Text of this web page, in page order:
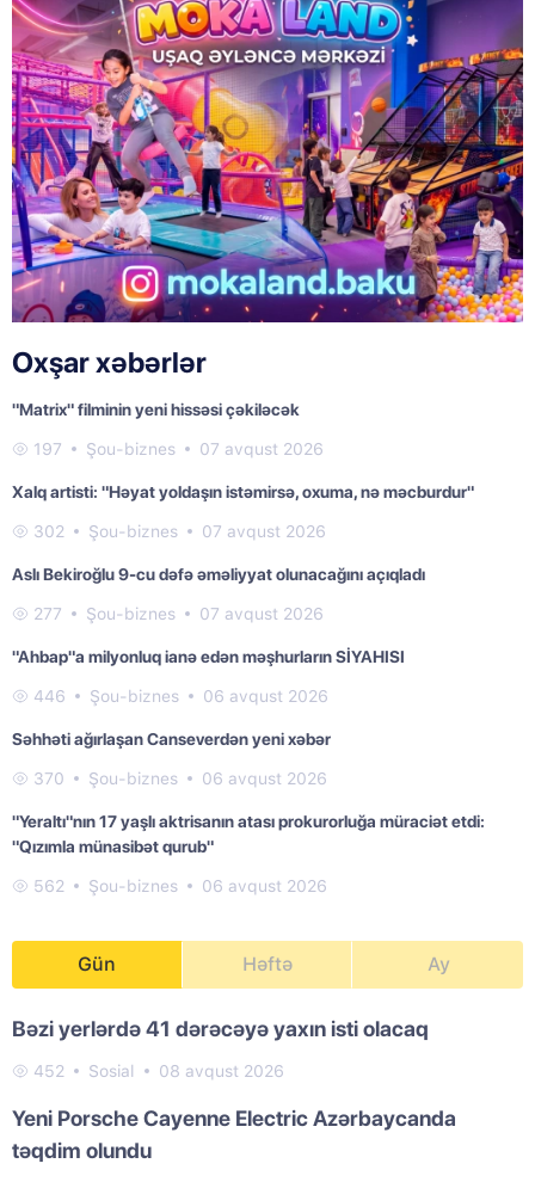
Oxşar xəbərlər
"Matrix" filminin yeni hissəsi çəkiləcək
197 Şou-biznes 07 avqust 2026
Xalq artisti: "Həyat yoldaşın istəmirsə, oxuma, nə məcburdur"
302 Şou-biznes 07 avqust 2026
Aslı Bekiroğlu 9-cu dəfə əməliyyat olunacağını açıqladı
277 Şou-biznes 07 avqust 2026
"Ahbap"a milyonluq ianə edən məşhurların SİYAHISI
446 Şou-biznes 06 avqust 2026
Səhhəti ağırlaşan Canseverdən yeni xəbər
370 Şou-biznes 06 avqust 2026
"Yeraltı"nın 17 yaşlı aktrisanın atası prokurorluğa müraciət etdi:
"Qızımla münasibət qurub"
562 Şou-biznes 06 avqust 2026
Gün Həftə Ay
Bəzi yerlərdə 41 dərəcəyə yaxın isti olacaq
452 Sosial 08 avqust 2026
Yeni Porsche Cayenne Electric Azərbaycanda
təqdim olundu